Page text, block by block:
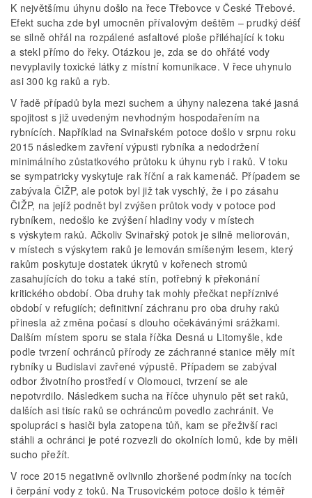
K největšímu úhynu došlo na řece Třebovce v České Třebové.
Efekt sucha zde byl umocněn přívalovým deštěm – prudký déšť
se silně ohřál na rozpálené asfaltové ploše přiléhající k toku
a stekl přímo do řeky. Otázkou je, zda se do ohřáté vody
nevyplavily toxické látky z místní komunikace. V řece uhynulo
asi 300 kg raků a ryb.
V řadě případů byla mezi suchem a úhyny nalezena také jasná
spojitost s již uvedeným nevhodným hospodařením na
rybnících. Například na Svinařském potoce došlo v srpnu roku
2015 následkem zavření výpusti rybníka a nedodržení
minimálního zůstatkového průtoku k úhynu ryb i raků. V toku
se sympatricky vyskytuje rak říční a rak kamenáč. Případem se
zabývala ČIŽP, ale potok byl již tak vyschlý, že i po zásahu
ČIŽP, na jejíž podnět byl zvýšen průtok vody v potoce pod
rybníkem, nedošlo ke zvýšení hladiny vody v místech
s výskytem raků. Ačkoliv Svinařský potok je silně meliorován,
v místech s výskytem raků je lemován smíšeným lesem, který
rakům poskytuje dostatek úkrytů v kořenech stromů
zasahujících do toku a také stín, potřebný k překonání
kritického období. Oba druhy tak mohly přečkat nepříznivé
období v refugiích; definitivní záchranu pro oba druhy raků
přinesla až změna počasí s dlouho očekávánými srážkami.
Dalším místem sporu se stala říčka Desná u Litomyšle, kde
podle tvrzení ochránců přírody ze záchranné stanice měly mít
rybníky u Budislavi zavřené výpustě. Případem se zabýval
odbor životního prostředí v Olomouci, tvrzení se ale
nepotvrdilo. Následkem sucha na říčce uhynulo pět set raků,
dalších asi tisíc raků se ochráncům povedlo zachránit. Ve
spolupráci s hasiči byla zatopena tůň, kam se přeživší raci
stáhli a ochránci je poté rozvezli do okolních lomů, kde by měli
sucho přežít.
V roce 2015 negativně ovlivnilo zhoršené podmínky na tocích
i čerpání vody z toků. Na Trusovickém potoce došlo k téměř